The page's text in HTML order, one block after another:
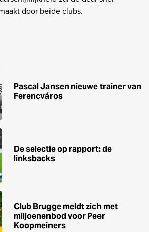
door beide clubs.
Pascal Jansen nieuwe trainer van
Ferencváros
De selectie op rapport: de
linksbacks
Club Brugge meldt zich met
miljoenenbod voor Peer
Koopmeiners